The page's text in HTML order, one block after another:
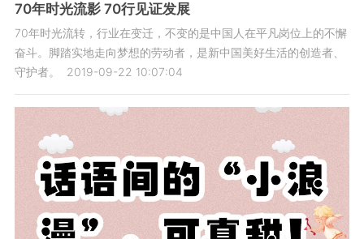
70年时光流影 70行见证发展
70年时光流转，行业在变迁，不变的是中国人在平凡岗位上的不懈
奋斗。脚踏实地走向梦想的劳动者，是新中国美好生活的创造者、
守护者。
2019-09-22 10:07:04